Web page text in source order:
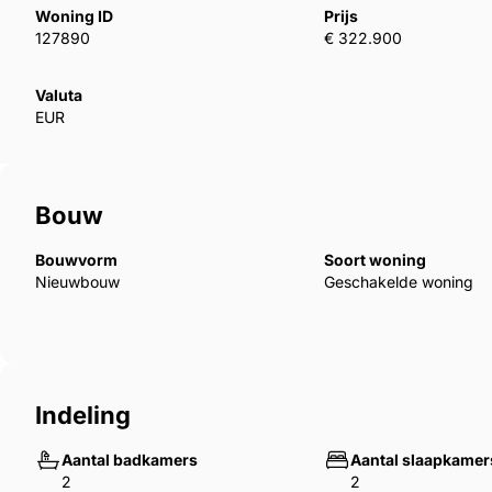
net buiten Torrevieja met alle toegankelijke
Náufragos, supermarkten, de school en het
de luchthaven van Alicante en 1 uur van de
Woning ID
127890
Prijs
€ 322.900
Valuta
EUR
Bouw
Bouwvorm
Nieuwbouw
Soort woning
Geschakelde woning
Indeling
Aantal badkamers
2
Aantal
2